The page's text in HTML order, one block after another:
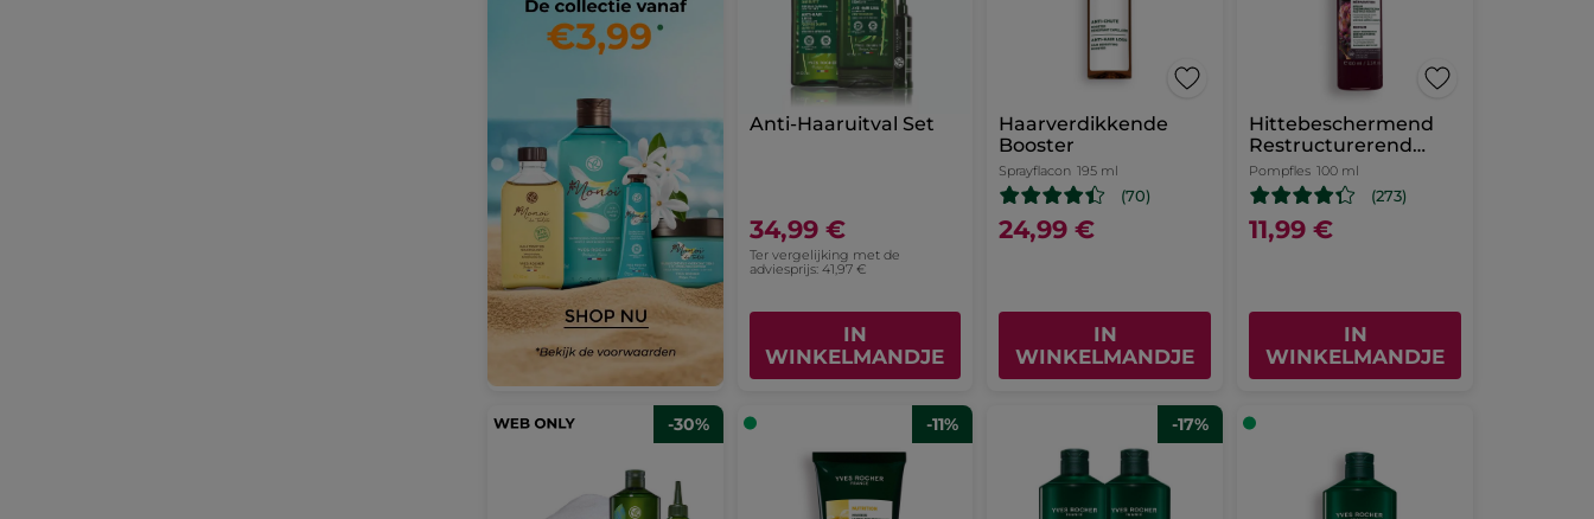
Anti-Haaruitval Set
34,99 €
Ter vergelijking met de
adviesprijs: 41,97 €
IN
WINKELMANDJE
Haarverdikkende
Booster
Sprayflacon 195 ml
(70)
24,99 €
IN
WINKELMANDJE
Hittebeschermend
Restructurerend
Spray
Pompfles 100 ml
(273)
11,99 €
IN
WINKELMANDJE
-30% -11% -17%